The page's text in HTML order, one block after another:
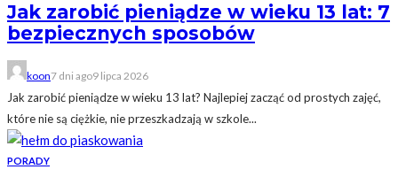
Jak zarobić pieniądze w wieku 13 lat: 7
bezpiecznych sposobów
koon7 dni ago9 lipca 2026
Jak zarobić pieniądze w wieku 13 lat? Najlepiej zacząć od prostych zajęć,
które nie są ciężkie, nie przeszkadzają w szkole...
PORADY